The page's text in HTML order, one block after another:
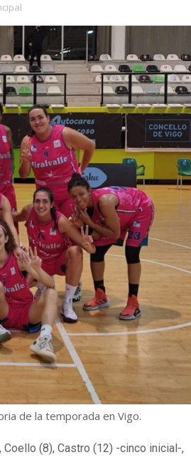
de la temporada en Vigo.
Coello (8), Castro (12) -cinco inicial-,